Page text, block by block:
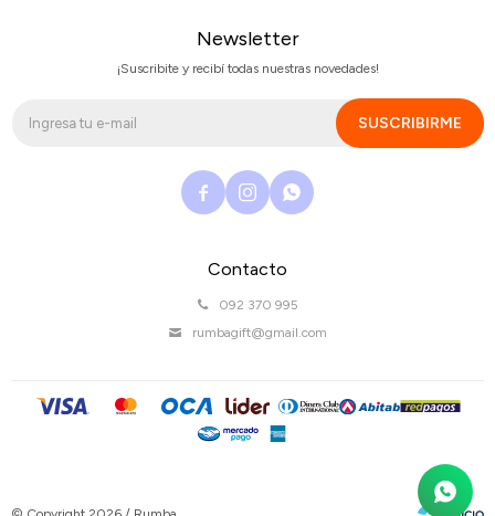
Contacto
092 370 995
rumbagift@gmail.com
Newsletter
¡Suscribite y recibí todas nuestras novedades!
SUSCRIBIRME
  